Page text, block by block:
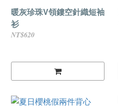
暖灰珍珠V領鏤空針織短袖
衫
NT$620